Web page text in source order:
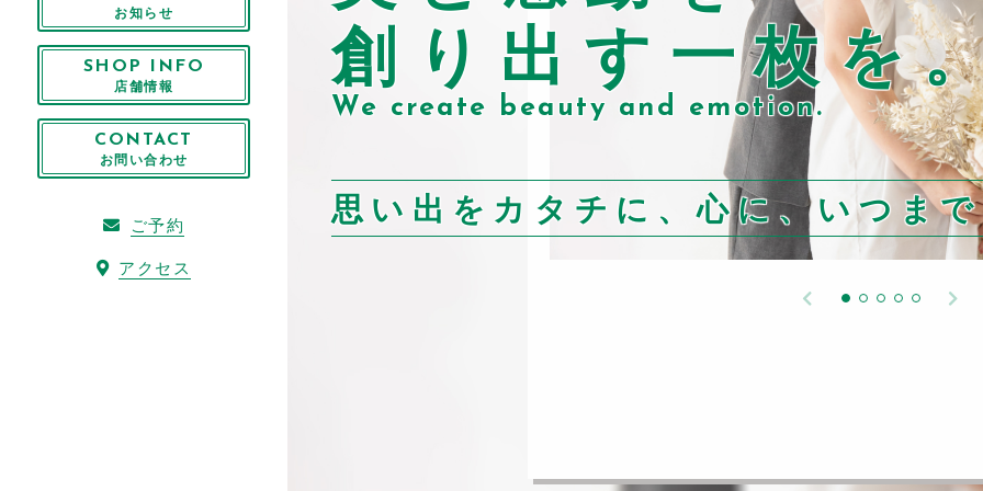
お知らせ
SHOP INFO
店舗情報
CONTACT
お問い合わせ
ご予約
アクセス
創り出す一枚を
We create beauty and emotion.
思い出をカタチに、心に、いつま